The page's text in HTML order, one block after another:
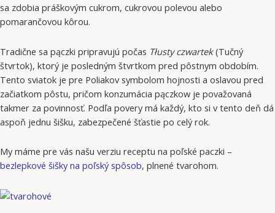
sa zdobia práškovým cukrom, cukrovou polevou alebo
pomarančovou kôrou.
Tradične sa pączki pripravujú počas Tłusty czwartek(Tučný
štvrtok), ktorý je posledným štvrtkom pred pôstnym obdobím.
Tento sviatok je pre Poliakov symbolom hojnosti a oslavou pred
začiatkom pôstu, pričom konzumácia pączkow je považovaná
takmer za povinnosť. Podľa povery má každý, kto si v tento deň dá
aspoň jednu šišku, zabezpečené šťastie po celý rok.
My máme pre vás našu verziu receptu na poľské paczki –
bezlepkové šišky na poľský spôsob, plnené tvarohom.